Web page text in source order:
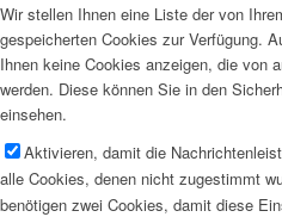
Wir stellen Ihnen eine Liste der von
gespeicherten Cookies zur Verfügung.
Ihnen keine Cookies anzeigen, die von
werden. Diese können Sie in den
einsehen.
Aktivieren, damit die
alle Cookies, denen nicht zugestimmt
benötigen zwei Cookies, damit diese